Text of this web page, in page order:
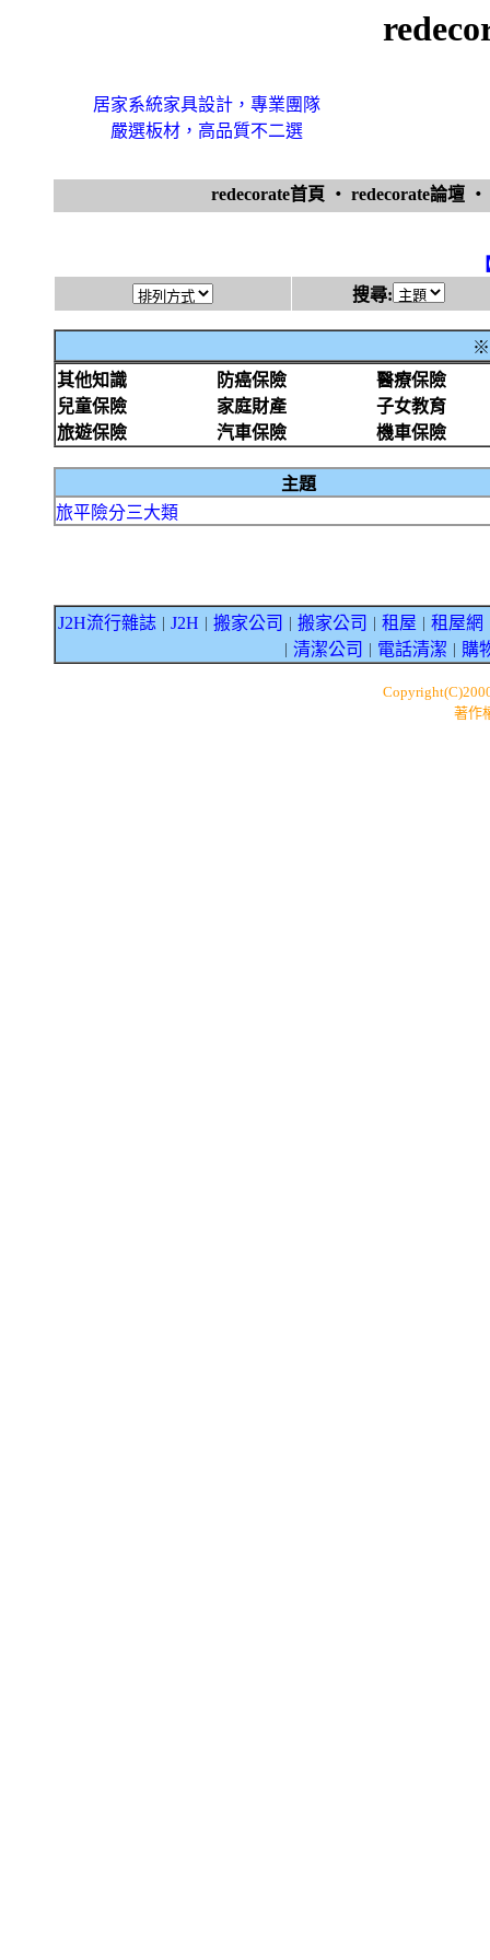
居家系統家具設計，專業團隊
嚴選板材，高品質不二選
redecorate首頁 ‧ redecorate論壇 ‧
搜尋:
※
其他知識
防癌保險
醫療保險
兒童保險
家庭財產
子女教育
旅遊保險
汽車保險 機車保險
主題
旅平險分三大類
J2H流行雜誌 J2H 搬家公司 搬家公司 租屋 租屋網
清潔公司 電話清潔 購
著作